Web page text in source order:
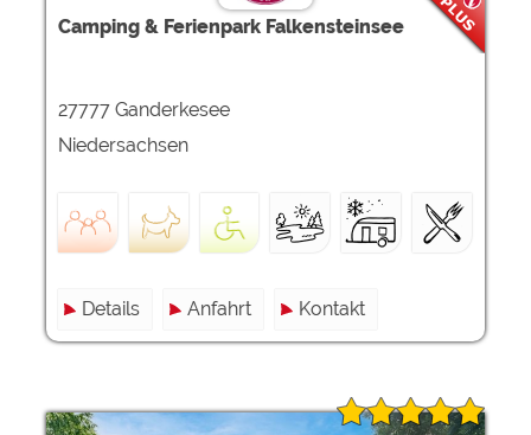
Camping & Ferienpark Falkensteinsee
27777 Ganderkesee
Niedersachsen
Details Anfahrt Kontakt